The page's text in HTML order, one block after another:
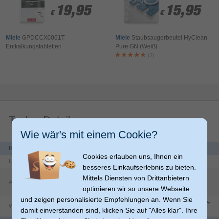
€ 19,95
€ 19,95
Miele GPDCCX0061T
Entkalkungstabletten
€ 15,95
€ 15,95
Miele Staubsaugerbeutel HyClean
Pure GN (Weiß)
(2)
Techn. Details
Herstellerdaten
Unternehmen Hama GmbH & Co KG
Adresse
Dresdner Str.
86653 Monheim
DE
Website
https://countries.hama.com/legal/corporate-
information
Wie wär's mit einem Cookie?
Cookies erlauben uns, Ihnen ein
besseres Einkaufserlebnis zu bieten.
Mittels Diensten von Drittanbietern
optimieren wir so unsere Webseite
und zeigen personalisierte Empfehlungen an. Wenn Sie
damit einverstanden sind, klicken Sie auf "Alles klar". Ihre